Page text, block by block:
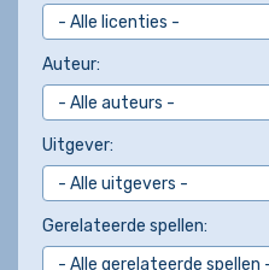
Auteur:
Uitgever:
Gerelateerde spellen: